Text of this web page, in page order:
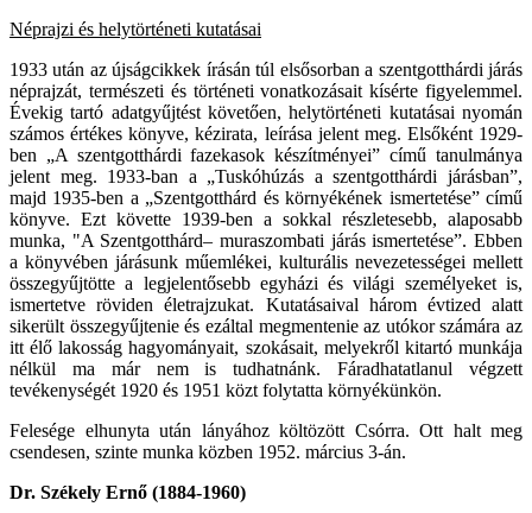
Néprajzi és helytörténeti kutatásai
1933 után az újságcikkek írásán túl elsősorban a szentgotthárdi járás
néprajzát, természeti és történeti vonatkozásait kísérte figyelemmel.
Évekig tartó adatgyűjtést követően, helytörténeti kutatásai nyomán
számos értékes könyve, kézirata, leírása jelent meg. Elsőként 1929-
ben „A szentgotthárdi fazekasok készítményei” című tanulmánya
jelent meg. 1933-ban a „Tuskóhúzás a szentgotthárdi járásban”,
majd 1935-ben a „Szentgotthárd és környékének ismertetése” című
könyve. Ezt követte 1939-ben a sokkal részletesebb, alaposabb
munka, "A Szentgotthárd– muraszombati járás ismertetése”. Ebben
a könyvében járásunk műemlékei, kulturális nevezetességei mellett
összegyűjtötte a legjelentősebb egyházi és világi személyeket is,
ismertetve röviden életrajzukat. Kutatásaival három évtized alatt
sikerült összegyűjtenie és ezáltal megmentenie az utókor számára az
itt élő lakosság hagyományait, szokásait, melyekről kitartó munkája
nélkül ma már nem is tudhatnánk. Fáradhatatlanul végzett
tevékenységét 1920 és 1951 közt folytatta környékünkön.
Felesége elhunyta után lányához költözött Csórra. Ott halt meg
csendesen, szinte munka közben 1952. március 3-án.
Dr. Székely Ernő (1884-1960)